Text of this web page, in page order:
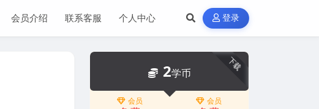
会员介绍 联系客服 个人中心 登录
下载
2学币
会员 会员